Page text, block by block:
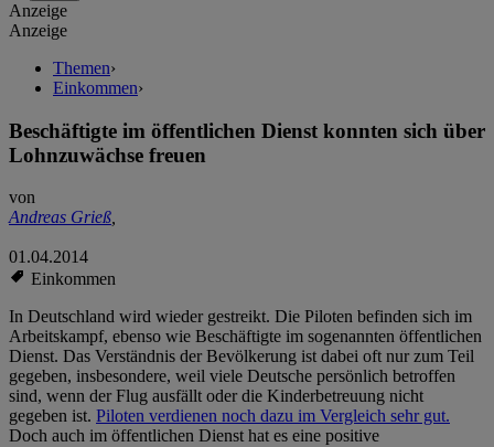
Anzeige
Anzeige
Themen›
Einkommen›
Beschäftigte im öffentlichen Dienst konnten sich über
Lohnzuwächse freuen
von
Andreas Grieß,
01.04.2014
Einkommen
In Deutschland wird wieder gestreikt. Die Piloten befinden sich im
Arbeitskampf, ebenso wie Beschäftigte im sogenannten öffentlichen
Dienst. Das Verständnis der Bevölkerung ist dabei oft nur zum Teil
gegeben, insbesondere, weil viele Deutsche persönlich betroffen
sind, wenn der Flug ausfällt oder die Kinderbetreuung nicht
gegeben ist. Piloten verdienen noch dazu im Vergleich sehr gut.
Doch auch im öffentlichen Dienst hat es eine positive